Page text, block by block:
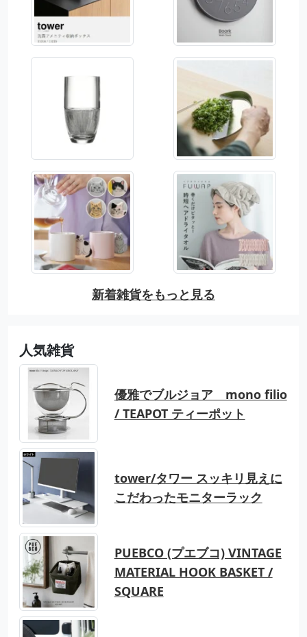
新着雑貨をもっと見る
人気雑貨
優雅でブルジョア mono filio
/ TEAPOT ティーポット
tower/タワー スッキリ見えに
こだわったモニターラック
PUEBCO (プエブコ) VINTAGE
MATERIAL HOOK BASKET /
SQUARE